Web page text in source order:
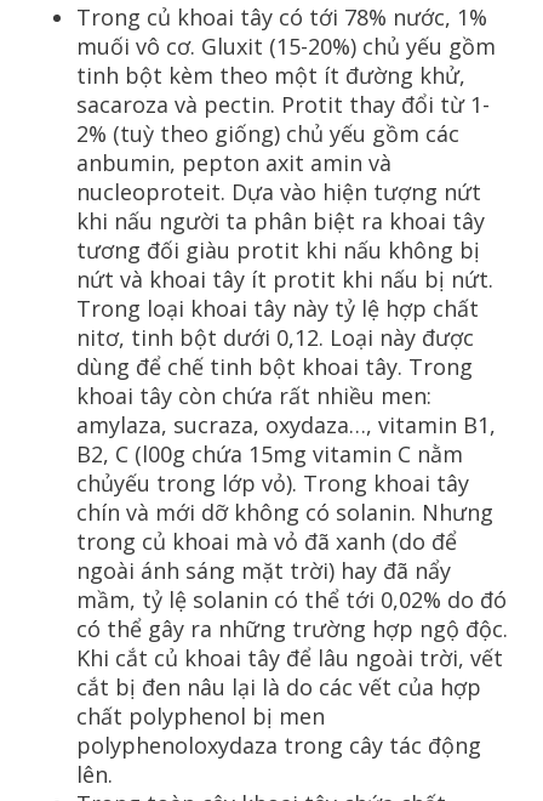
Trong củ khoai tây có tới 78% nước, 1%
muối vô cơ. Gluxit (15-20%) chủ yếu gồm
tinh bột kèm theo một ít đường khử,
sacaroza và pectin. Protit thay đổi từ 1-
2% (tuỳ theo giống) chủ yếu gồm các
anbumin, pepton axit amin và
nucleoproteit. Dựa vào hiện tượng nứt
khi nấu người ta phân biệt ra khoai tây
tương đối giàu protit khi nấu không bị
nứt và khoai tây ít protit khi nấu bị nứt.
Trong loại khoai tây này tỷ lệ hợp chất
nitơ, tinh bột dưới 0,12. Loại này được
dùng để chế tinh bột khoai tây. Trong
khoai tây còn chứa rất nhiều men:
amylaza, sucraza, oxydaza…, vitamin B1,
B2, C (l00g chứa 15mg vitamin C nằm
chủyếu trong lớp vỏ). Trong khoai tây
chín và mới dỡ không có solanin. Nhưng
trong củ khoai mà vỏ đã xanh (do để
ngoài ánh sáng mặt trời) hay đã nẩy
mầm, tỷ lệ solanin có thể tới 0,02% do đó
có thể gây ra những trường hợp ngộ độc.
Khi cắt củ khoai tây để lâu ngoài trời, vết
cắt bị đen nâu lại là do các vết của hợp
chất polyphenol bị men
polyphenoloxydaza trong cây tác động
lên.